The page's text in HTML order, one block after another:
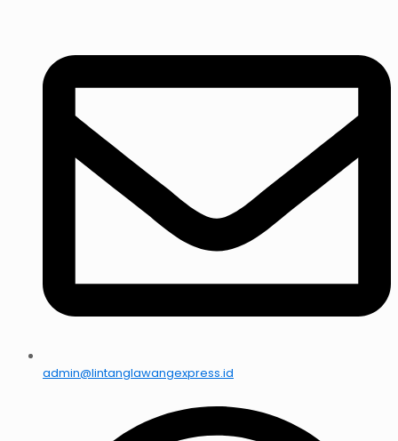
admin@lintanglawangexpress.id